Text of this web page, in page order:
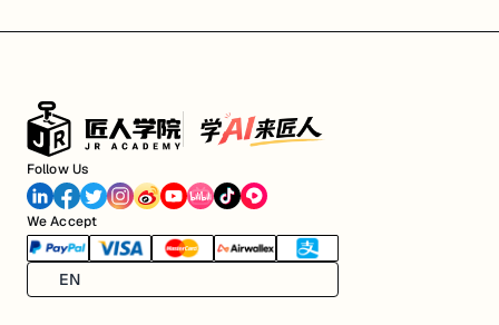
Follow Us
We Accept
EN